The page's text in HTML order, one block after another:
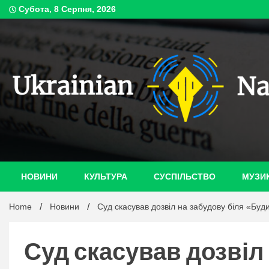
Skip
to
Субота, 8 Серпня, 2026
НОВИНИ КУЛЬТУРА СУСПІЛЬСТВО
Home Новини Суд скасував дозвіл на забудову біля
Суд скасував